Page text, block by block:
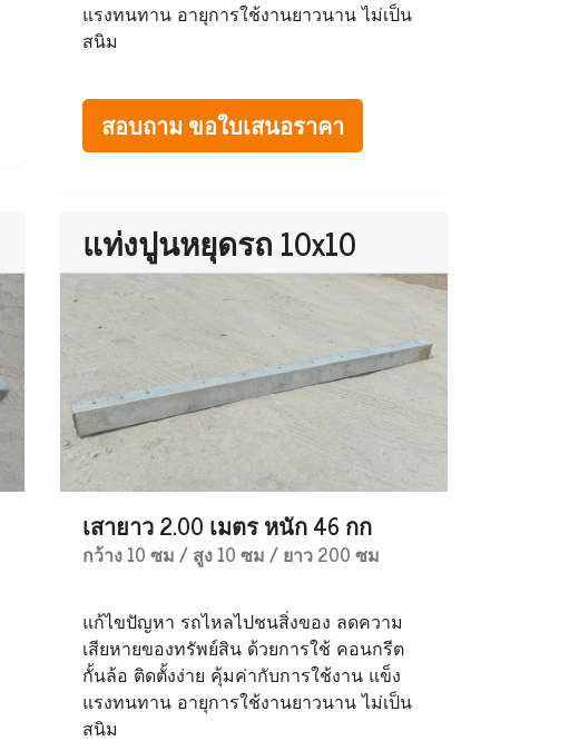
แรงทนทาน อายุการใช้งานยาวนาน ไม่เป็น
สนิม
สอบถาม ขอใบเสนอราคา
แท่งปูนหยุดรถ 10x10
เสายาว 2.00 เมตร หนัก 46 กก
กว้าง 10 ซม / สูง 10 ซม / ยาว 200 ซม
แก้ไขปัญหา รถไหลไปชนสิ่งของ ลดความ
เสียหายของทรัพย์สิน ด้วยการใช้ คอนกรีต
กั้นล้อ ติดตั้งง่าย คุ้มค่ากับการใช้งาน แข็ง
แรงทนทาน อายุการใช้งานยาวนาน ไม่เป็น
สนิม